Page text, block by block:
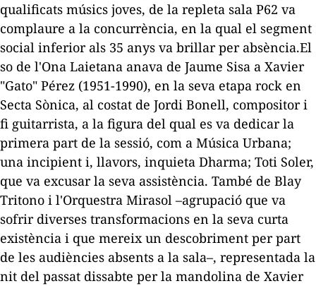
qualificats músics joves, de la repleta sala P62 va
complaure a la concurrència, en la qual el segment
social inferior als 35 anys va brillar per absència.El
so de l'Ona Laietana anava de Jaume Sisa a Xavier
"Gato" Pérez (1951-1990), en la seva etapa rock en
Secta Sònica, al costat de Jordi Bonell, compositor i
fi guitarrista, a la figura del qual es va dedicar la
primera part de la sessió, com a Música Urbana;
una incipient i, llavors, inquieta Dharma; Toti Soler,
que va excusar la seva assistència. També de Blay
Tritono i l'Orquestra Mirasol –agrupació que va
sofrir diverses transformacions en la seva curta
existència i que mereix un descobriment per part
de les audiències absents a la sala–, representada la
nit del passat dissabte per la mandolina de Xavier